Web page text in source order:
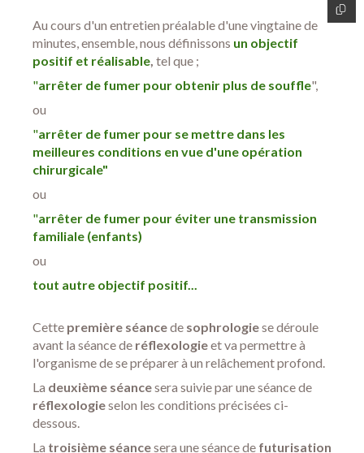
Au cours d'un entretien préalable d'une vingtaine de
minutes, ensemble, nous définissons un objectif
positif et réalisable tel que ;
"arrêter de fumer pour obtenir plus de souffle",
ou
"arrêter de fumer pour se mettre dans les
meilleures conditions en vue d'une opération
chirurgicale"
ou
"arrêter de fumer pour éviter une transmission
familiale (enfants)
ou
tout autre objectif positif...
Cette première séancede sophrologiese déroule
avant la séance de réflexologieet va permettre à
l'organisme de se préparer à un relâchement profond.
La deuxième séancesera suivie par une séance de
réflexologieselon les conditions précisées ci-
dessous.
La troisième séancesera une séance de futurisation